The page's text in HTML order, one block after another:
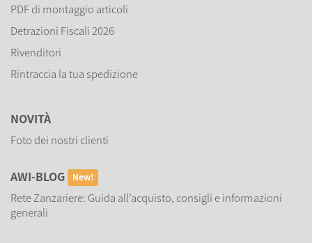
PDF di montaggio articoli
Detrazioni Fiscali 2026
Rivenditori
Rintraccia la tua spedizione
NOVITÀ
Foto dei nostri clienti
AWI-BLOG New!
Rete Zanzariere: Guida all’acquisto, consigli e informazioni
generali